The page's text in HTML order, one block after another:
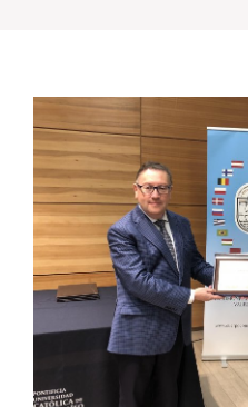
Postgrado
Formación Continua
Estudiantes
Académicos
Funcionarios